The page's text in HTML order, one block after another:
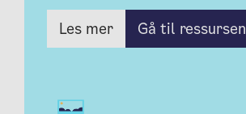
Les mer Gå til ressursen